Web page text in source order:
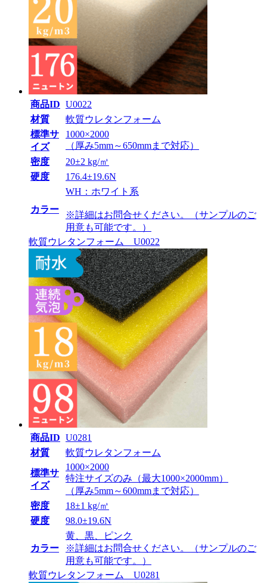
商品ID U0022
材質
軟質ウレタンフォーム
標準サ
イズ
1000×2000
（厚み5mm～650mmまで対応）
密度
20±2 kg/㎥
硬度
176.4±19.6N
カラー
WH：ホワイト系
※詳細はお問合せください。（サンプルのご
用意も可能です。）
軟質ウレタンフォーム U0022
商品ID U0281
材質
軟質ウレタンフォーム
標準サ
イズ
1000×2000
特注サイズのみ（最大1000×2000mm）
（厚み5mm～600mmまで対応）
密度
18±1 kg/㎥
硬度
98.0±19.6N
カラー
黄、黒、ピンク
※詳細はお問合せください。（サンプルのご
用意も可能です。）
軟質ウレタンフォーム U0281